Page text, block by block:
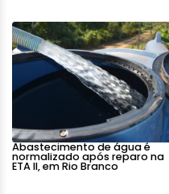
Abastecimento de água é
normalizado após reparo na
ETA II, em Rio Branco